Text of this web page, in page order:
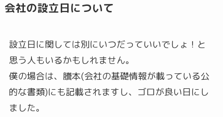
会社の設立日について
設立日に関しては別にいつだっていいでしょ！と
思う人もいるかもしれません。
僕の場合は、謄本(会社の基礎情報が載っている公
的な書類)にも記載されますし、ゴロが良い日にし
ました。